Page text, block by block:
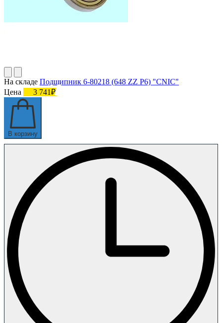
На складе Подшипник 6-80218 (648 ZZ P6) "CNIC"
Цена
3 741₽
В корзину